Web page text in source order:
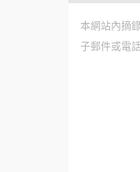
本網站內摘
子郵件或電